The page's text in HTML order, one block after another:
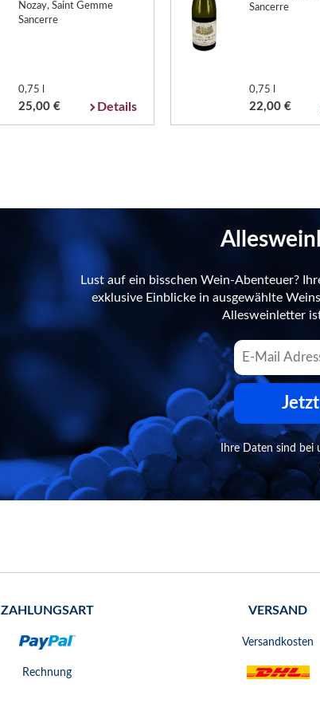
Nozay, Saint Gemme
Sancerre
0,75 l
25,00 € Details
Sancerre
0,75 l
22,00 €
Lust auf ein bisschen Wein-Abenteuer?
exklusive Einblicke in ausgewählte
Allesweinletter
Ihre Daten sind
ZAHLUNGSART
Rechnung
VERSAND
Versandkosten